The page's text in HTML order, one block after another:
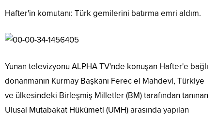
Hafter'in komutanı: Türk gemilerini batırma emri aldım.
Yunan televizyonu ALPHA TV'nde konuşan Hafter'e bağlı
donanmanın Kurmay Başkanı Ferec el Mahdevi, Türkiye
ve ülkesindeki Birleşmiş Milletler (BM) tarafından tanınan
Ulusal Mutabakat Hükümeti (UMH) arasında yapılan